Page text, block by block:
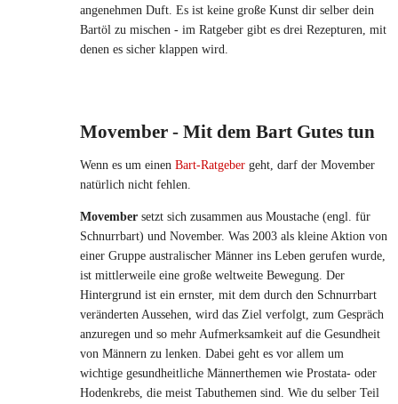
angenehmen Duft. Es ist keine große Kunst dir selber dein
Bartöl zu mischen - im Ratgeber gibt es drei Rezepturen, mit
denen es sicher klappen wird.
Movember - Mit dem Bart Gutes tun
Wenn es um einen Bart-Ratgeber geht, darf der Movember
natürlich nicht fehlen.
Movember setzt sich zusammen aus Moustache (engl. für
Schnurrbart) und November. Was 2003 als kleine Aktion von
einer Gruppe australischer Männer ins Leben gerufen wurde,
ist mittlerweile eine große weltweite Bewegung. Der
Hintergrund ist ein ernster, mit dem durch den Schnurrbart
veränderten Aussehen, wird das Ziel verfolgt, zum Gespräch
anzuregen und so mehr Aufmerksamkeit auf die Gesundheit
von Männern zu lenken. Dabei geht es vor allem um
wichtige gesundheitliche Männerthemen wie Prostata- oder
Hodenkrebs, die meist Tabuthemen sind. Wie du selber Teil